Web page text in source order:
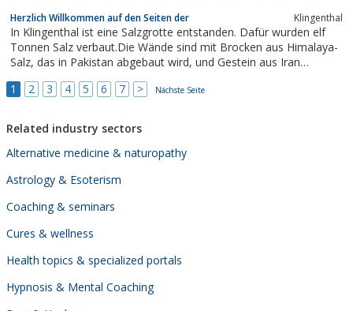
Gefühle ihrer Bewohner und Besucher. Yantras sind kosmische
Kraft-Symbole, die Ihre Räume...
Herzlich Willkommen auf den Seiten der Klingenthal
In Klingenthal ist eine Salzgrotte entstanden. Dafür wurden elf
Tonnen Salz verbaut.Die Wände sind mit Brocken aus Himalaya-
Salz, das in Pakistan abgebaut wird, und Gestein aus Iran
1 2 3 4 5 6 7 > Nächste Seite
Related industry sectors
Alternative medicine & naturopathy
Astrology & Esoterism
Coaching & seminars
Cures & wellness
Health topics & specialized portals
Hypnosis & Mental Coaching